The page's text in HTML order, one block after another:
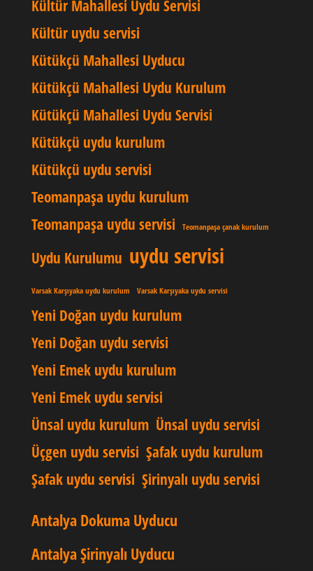
Kültür Mahallesi Uydu Servisi
Kültür uydu servisi
Kütükçü Mahallesi Uyducu
Kütükçü Mahallesi Uydu Kurulum
Kütükçü Mahallesi Uydu Servisi
Kütükçü uydu kurulum
Kütükçü uydu servisi
Teomanpaşa uydu kurulum
Teomanpaşa uydu servisi
Teomanpaşa çanak kurulum
Uydu Kurulumu uydu servisi
Varsak Karşıyaka uydu kurulum Varsak Karşıyaka uydu servisi
Yeni Doğan uydu kurulum
Yeni Doğan uydu servisi
Yeni Emek uydu kurulum
Yeni Emek uydu servisi
Ünsal uydu kurulum Ünsal uydu servisi
Üçgen uydu servisi Şafak uydu kurulum
Şafak uydu servisi Şirinyalı uydu servisi
Antalya Dokuma Uyducu
Antalya Şirinyalı Uyducu